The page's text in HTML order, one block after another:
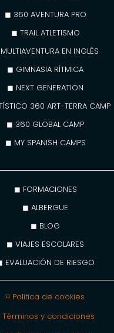
◼ 360 AVENTURA PRO
◼ TRAIL ATLETISMO
EN INGLÉS
◼ GIMNASIA RÍTMICA
◼ NEXT GENERATION
360 ART-TERRA CAMP
◼ 360 GLOBAL CAMP
◼ MY SPANISH CAMPS
◼ FORMACIONES
◼ ALBERGUE
◼ BLOG
◼ VIAJES ESCOLARES
EVALUACIÓN DE RIESGO
◽ Política de cookies
Términos y condiciones